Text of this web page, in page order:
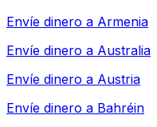
Envíe dinero a Armenia
Envíe dinero a Australia
Envíe dinero a Austria
Envíe dinero a Bahréin